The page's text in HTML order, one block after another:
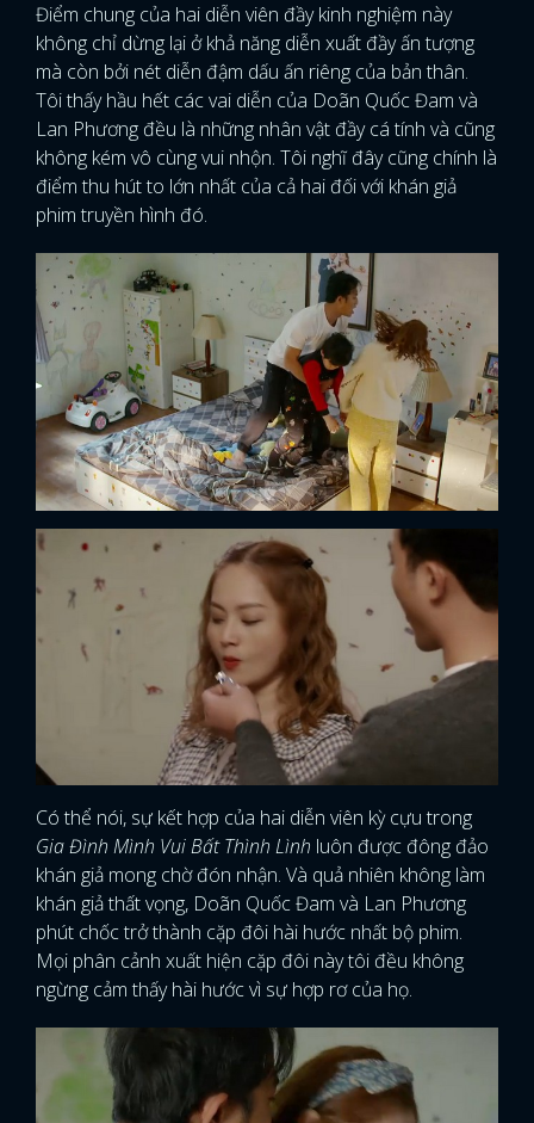
Điểm chung của hai diễn viên đầy kinh nghiệm này
không chỉ dừng lại ở khả năng diễn xuất đầy ấn tượng
mà còn bởi nét diễn đậm dấu ấn riêng của bản thân.
Tôi thấy hầu hết các vai diễn của Doãn Quốc Đam và
Lan Phương đều là những nhân vật đầy cá tính và cũng
không kém vô cùng vui nhộn. Tôi nghĩ đây cũng chính là
điểm thu hút to lớn nhất của cả hai đối với khán giả
phim truyền hình đó.
Có thể nói, sự kết hợp của hai diễn viên kỳ cựu trong
Gia Đình Mình Vui Bất Thình Lình luôn được đông đảo
khán giả mong chờ đón nhận. Và quả nhiên không làm
khán giả thất vọng, Doãn Quốc Đam và Lan Phương
phút chốc trở thành cặp đôi hài hước nhất bộ phim.
Mọi phân cảnh xuất hiện cặp đôi này tôi đều không
ngừng cảm thấy hài hước vì sự hợp rơ của họ.